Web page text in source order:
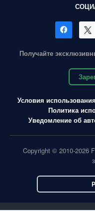
Получайте
Условия использования
Политика
Уведомление об
Copyright © 2010-2026